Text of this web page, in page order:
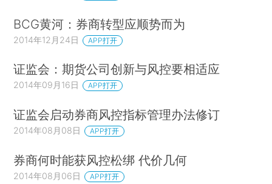
BCG黄河：券商转型应顺势而为
2014年12月24日 APP打开
证监会：期货公司创新与风控要相适应
2014年09月16日 APP打开
证监会启动券商风控指标管理办法修订
2014年08月08日 APP打开
券商何时能获风控松绑 代价几何
2014年08月06日 APP打开